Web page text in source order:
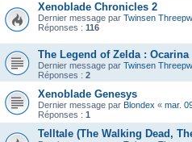
Xenoblade Chronicles 2
Dernier message par Twinsen
Réponses : 116
The Legend of Zelda :
Dernier message par Twinsen
Réponses : 2
Xenoblade Genesys
Dernier message par Blondex « mar.
Réponses : 1
Telltale (The Walking Dead,